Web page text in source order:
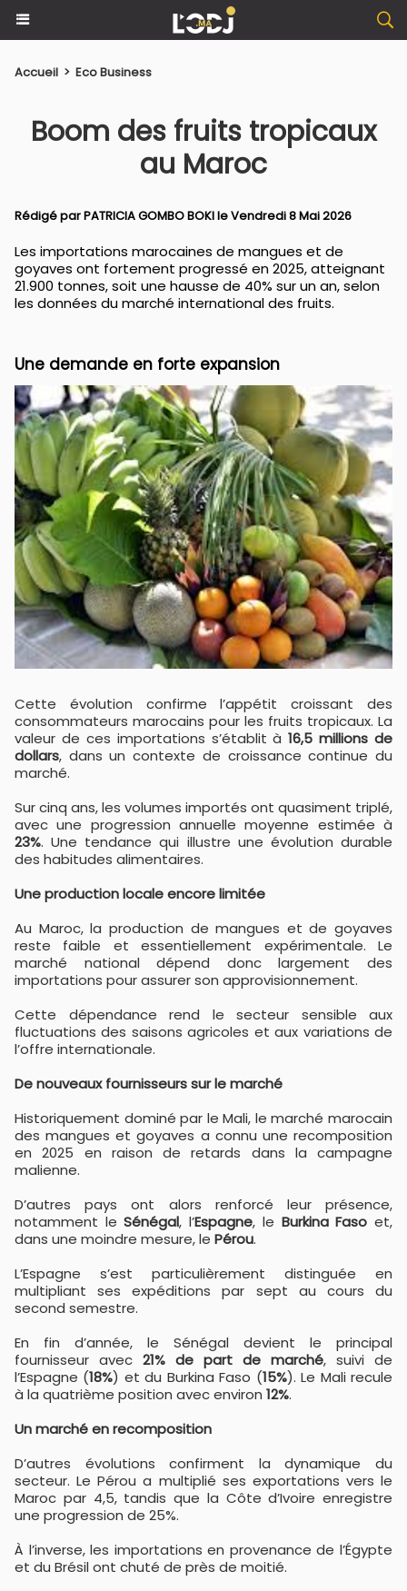
Accueil > Eco Business
Boom des fruits tropicaux
au Maroc
Rédigé par PATRICIA GOMBO BOKI le Vendredi 8 Mai 2026
Les importations marocaines de mangues et de
goyaves ont fortement progressé en 2025, atteignant
21.900 tonnes, soit une hausse de 40% sur un an, selon
les données du marché international des fruits.
Une demande en forte expansion
Cette évolution confirme l’appétit croissant des
consommateurs marocains pour les fruits tropicaux. La
valeur de ces importations s’établit à16,5 millions de
dollars, dans un contexte de croissance continue du
marché.
Sur cinq ans, les volumes importés ont quasiment triplé,
avec une progression annuelle moyenne estimée à
23%. Une tendance qui illustre une évolution durable
des habitudes alimentaires.
Une production locale encore limitée
Au Maroc, la production de mangues et de goyaves
reste faible et essentiellement expérimentale. Le
marché national dépend donc largement des
importations pour assurer son approvisionnement.
Cette dépendance rend le secteur sensible aux
fluctuations des saisons agricoles et aux variations de
l’offre internationale.
De nouveaux fournisseurs sur le marché
Historiquement dominé par le Mali, le marché marocain
des mangues et goyaves a connu une recomposition
en 2025 en raison de retards dans la campagne
malienne.
D’autres pays ont alors renforcé leur présence,
notamment leSénégal, l’Espagne, le Burkina Faso et,
dans une moindre mesure, le Pérou.
L’Espagne s’est particulièrement distinguée en
multipliant ses expéditions par sept au cours du
second semestre.
En fin d’année, le Sénégal devient le principal
fournisseur avec 21% de part de marché, suivi de
l’Espagne (18%) et du Burkina Faso (15%). Le Mali recule
à la quatrième position avec environ 12%.
Un marché en recomposition
D’autres évolutions confirment la dynamique du
secteur. Le Pérou a multiplié ses exportations vers le
Maroc par 4,5, tandis que la Côte d’Ivoire enregistre
une progression de 25%.
À l’inverse, les importations en provenance de l’Égypte
et du Brésil ont chuté de près de moitié.